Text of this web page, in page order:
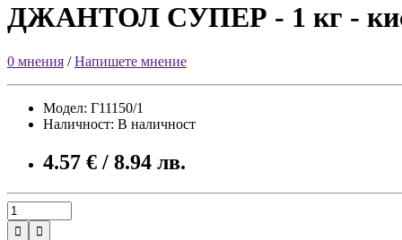
ДЖАНТОЛ СУПЕР - 1 кг -
0 мнения /Напишете мнение
Модел: Г11150/1
Наличност: В наличност
4.57 € / 8.94 лв.

